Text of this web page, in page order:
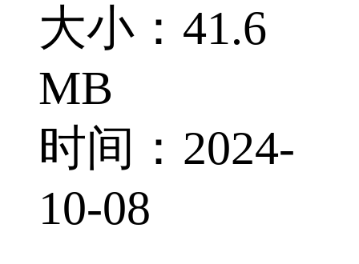
大小：41.6
MB
时间：2024-
10-08